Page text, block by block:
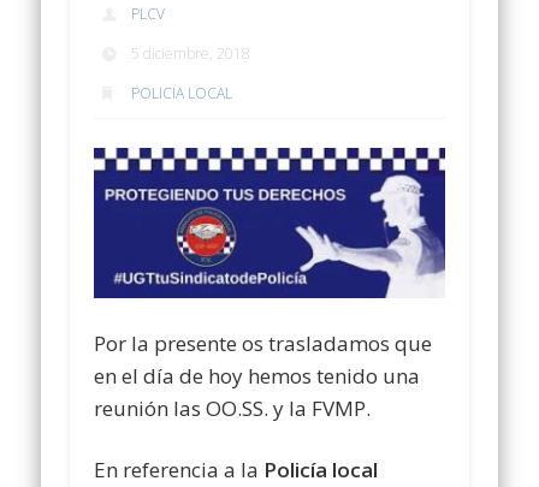
PLCV
5 diciembre, 2018
POLICIA LOCAL
Por la presente os trasladamos que
en el día de hoy hemos tenido una
reunión las OO.SS. y la FVMP.
En referencia a la Policía local